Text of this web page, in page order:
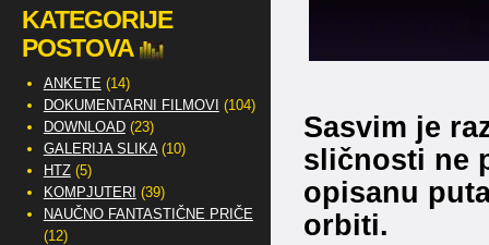
Sasvim je
sličnosti ne
opisanu
orbiti.
KATEGORIJE
POSTOVA
ANKETE (14)
DOKUMENTARNI FILMOVI (104)
DOWNLOAD(23)
GALERIJA SLIKA(10)
HTZ(5)
KOMPJUTERI (39)
NAUČNO FANTASTIČNE PRIČE
(12)